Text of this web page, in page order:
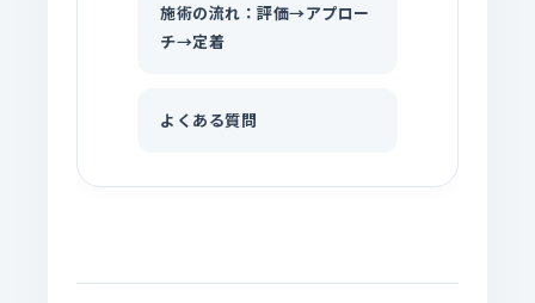
施術の流れ：評価→アプロー
チ→定着
よくある質問